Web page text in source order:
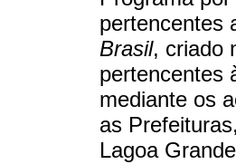
pertencentes
Brasil, criado
pertencentes
mediante os
as
Lagoa